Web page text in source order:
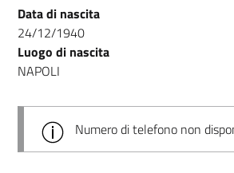
Data di nascita
24/12/1940
Luogo di nascita
NAPOLI
Numero di telefono non